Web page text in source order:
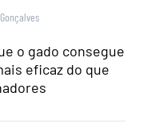
o gado consegue
eficaz do que